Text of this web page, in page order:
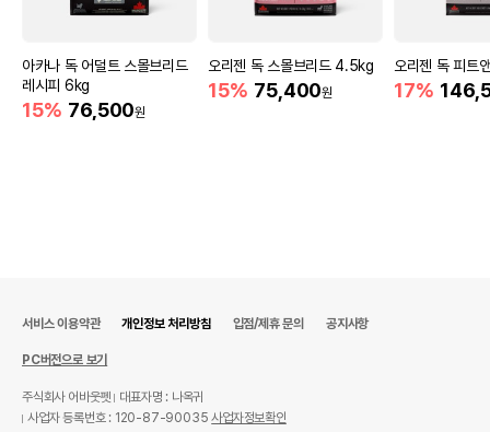
아카나 독 어덜트 스몰브리드
레시피 6kg
15% 76,500원
오리젠 독 스몰브리드 4.5kg
15% 75,400원
오리젠 독 피트
17%
서비스 이용약관 개인정보 처리방침 입점/제휴 문의 공지사항
PC버전으로 보기
주식회사 어바웃펫
대표자명 : 나옥귀
사업자 등록번호 : 120-87-90035사업자정보확인